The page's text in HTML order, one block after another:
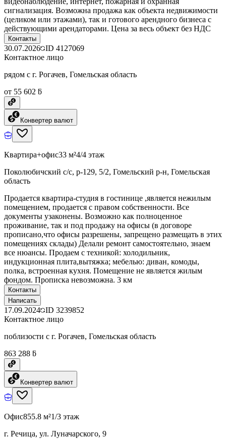
сигнализация. Возможна продажа как объекта недвижимости
(целиком или этажами), так и готового арендного бизнеса с
действующими арендаторами. Цена за весь объект без НДС
Контакты
30.07.2026 ID 4127069
Контактное лицо
рядом с г. Рогачев, Гомельская область
от 55 602 ƃ
Конвертер валют
Квартира+офис33 м²4/4 этаж
Поколюбичский с/с, р-129, 5/2, Гомельский р-н, Гомельская
область
Продается квартира-студия в гостинице ,является нежилым
помещением, продается с правом собственности. Все
документы узаконены. Возможно как полноценное
проживание, так и под продажу на офисы (в договоре
прописано,что офисы разрешены, запрещено размещать в этих
помещениях склады) Делали ремонт самостоятельно, знаем
все нюансы. Продаем с техникой: холодильник,
индукционная плита,вытяжка; мебелью: диван, комоды,
полка, встроенная кухня. Помещение не является жилым
фондом. Прописка невозможна. 3 км
Контакты
Написать
17.09.2024 ID 3239852
Контактное лицо
поблизости с г. Рогачев, Гомельская область
863 288 ƃ
Конвертер валют
Офис855.8 м²1/3 этаж
г. Речица, ул. Луначарского, 9